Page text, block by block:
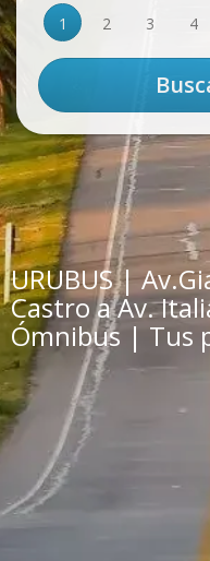
1
2 3 4
URUBUS |
Castro a Av.
Ómnibus | Tus